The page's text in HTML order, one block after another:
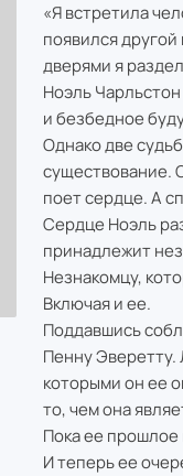
«Я встретила
появился
дверями я
Ноэль
и безбедное
Однако две
существование.
поет сердце. А
Сердце Ноэль
принадлежит
Незнакомцу,
Включая и ее.
Поддавшись
Пенну Эверетту.
которыми он ее
то, чем она
Пока ее прошлое
И теперь ее